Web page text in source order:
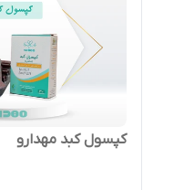
کپسول کبد مهدارو